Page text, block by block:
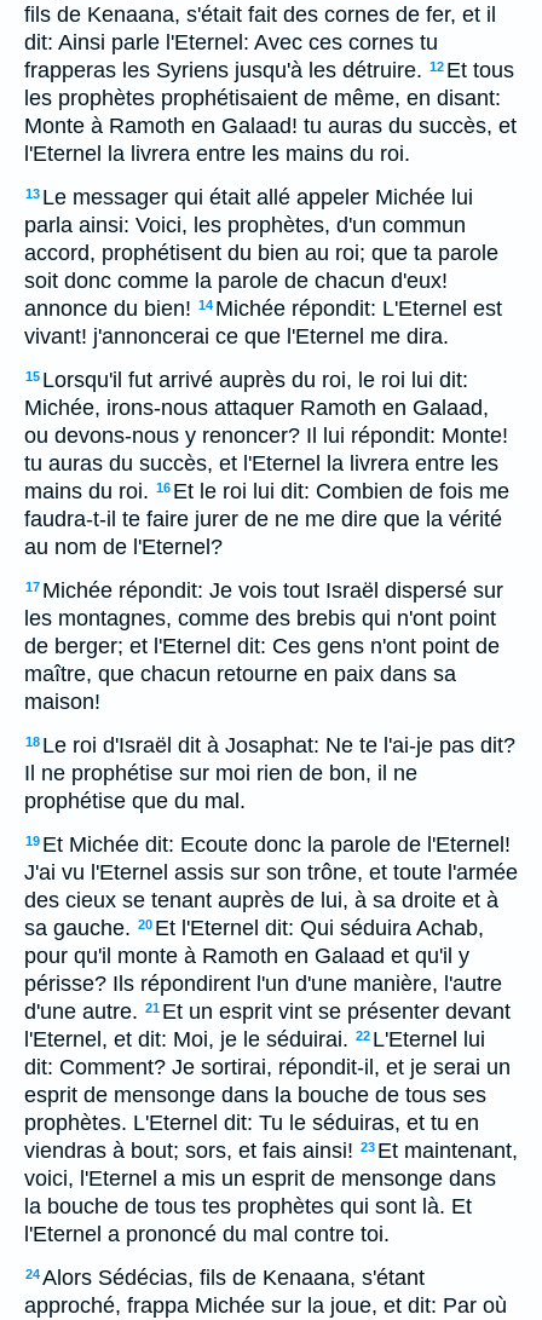
fils de Kenaana, s'était fait des cornes de fer, et il
dit: Ainsi parle l'Eternel: Avec ces cornes tu
frapperas les Syriens jusqu'à les détruire. 12 Et tous
les prophètes prophétisaient de même, en disant:
Monte à Ramoth en Galaad! tu auras du succès, et
l'Eternel la livrera entre les mains du roi.
13 Le messager qui était allé appeler Michée lui
parla ainsi: Voici, les prophètes, d'un commun
accord, prophétisent du bien au roi; que ta parole
soit donc comme la parole de chacun d'eux!
annonce du bien! 14 Michée répondit: L'Eternel est
vivant! j'annoncerai ce que l'Eternel me dira.
15 Lorsqu'il fut arrivé auprès du roi, le roi lui dit:
Michée, irons-nous attaquer Ramoth en Galaad,
ou devons-nous y renoncer? Il lui répondit: Monte!
tu auras du succès, et l'Eternel la livrera entre les
mains du roi. 16 Et le roi lui dit: Combien de fois me
faudra-t-il te faire jurer de ne me dire que la vérité
au nom de l'Eternel?
17 Michée répondit: Je vois tout Israël dispersé sur
les montagnes, comme des brebis qui n'ont point
de berger; et l'Eternel dit: Ces gens n'ont point de
maître, que chacun retourne en paix dans sa
maison!
18 Le roi d'Israël dit à Josaphat: Ne te l'ai-je pas dit?
Il ne prophétise sur moi rien de bon, il ne
prophétise que du mal.
19 Et Michée dit: Ecoute donc la parole de l'Eternel!
J'ai vu l'Eternel assis sur son trône, et toute l'armée
des cieux se tenant auprès de lui, à sa droite et à
sa gauche. 20 Et l'Eternel dit: Qui séduira Achab,
pour qu'il monte à Ramoth en Galaad et qu'il y
périsse? Ils répondirent l'un d'une manière, l'autre
d'une autre. 21 Et un esprit vint se présenter devant
l'Eternel, et dit: Moi, je le séduirai. 22 L'Eternel lui
dit: Comment? Je sortirai, répondit-il, et je serai un
esprit de mensonge dans la bouche de tous ses
prophètes. L'Eternel dit: Tu le séduiras, et tu en
viendras à bout; sors, et fais ainsi! 23 Et maintenant,
voici, l'Eternel a mis un esprit de mensonge dans
la bouche de tous tes prophètes qui sont là. Et
l'Eternel a prononcé du mal contre toi.
24Alors Sédécias, fils de Kenaana, s'étant
approché, frappa Michée sur la joue, et dit: Par où